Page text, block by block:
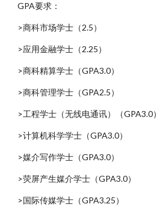
GPA要求：
>商科市场学士（2.5）
>应用金融学士（2.25）
>商科精算学士（GPA3.0）
>商科管理学士（GPA2.5）
>工程学士（无线电通讯）（GPA3.0）
>计算机科学学士（GPA3.0）
>媒介写作学士（GPA3.0）
>荧屏产生媒介学士（GPA3.0）
>国际传媒学士（GPA3.25）